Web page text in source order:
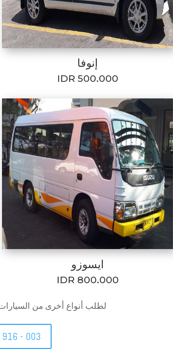
إنوفا
IDR 500.000
ايسوزو
IDR 800.000
لطلب أنواع أخرى من السيارات
- 003